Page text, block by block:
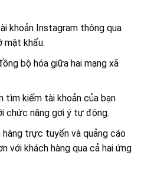
khoản Instagram thông qua
mật khẩu.
bộ hóa giữa hai mạng xã
tìm kiếm tài khoản của bạn
chức năng gợi ý tự động.
hàng trực tuyến và quảng cáo
với khách hàng qua cả hai ứng